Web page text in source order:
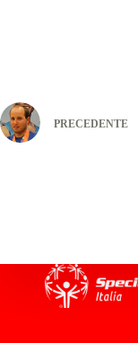
PRECEDENTE